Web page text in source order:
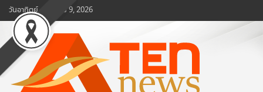
Skip
to
content
วันอาทิตย์, สิงหาคม 9, 2026